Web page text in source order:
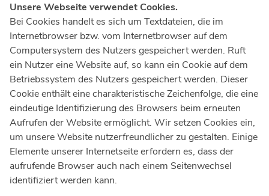
Notruf112
Ärztlicher Notdienst116 117
Giftnotrufzentrale
Tel: +49 22819240
Notfallzentrum Bonn
Kindernotfallzentrum Bonn
UKB-Telefonzentrale
+49 228287 0
Spenden Sie online an das Universitätsklinikum Bonn
Unsere Webseite verwendet Cookies.
Bei Cookies handelt es sich um Textdateien, die im
Internetbrowser bzw. vom Internetbrowser auf dem
Computersystem des Nutzers gespeichert werden. Ruft
ein Nutzer eine Website auf, so kann ein Cookie auf dem
Betriebssystem des Nutzers gespeichert werden. Dieser
Cookie enthält eine charakteristische Zeichenfolge, die eine
eindeutige Identifizierung des Browsers beim erneuten
Aufrufen der Website ermöglicht. Wir setzen Cookies ein,
um unsere Website nutzerfreundlicher zu gestalten. Einige
Elemente unserer Internetseite erfordern es, dass der
aufrufende Browser auch nach einem Seitenwechsel
identifiziert werden kann.